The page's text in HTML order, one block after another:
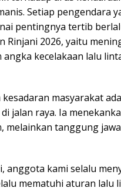
Setiap pengendara
pentingnya tertib
Rinjani 2026, yaitu
kecelakaan lalu
masyarakat
jalan raya. Ia
melainkan tanggung
anggota kami selalu
mematuhi aturan lalu